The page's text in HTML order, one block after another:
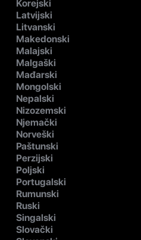
Korejski
Latvijski
Litvanski
Makedonski
Malajski
Malgaški
Mađarski
Mongolski
Nepalski
Nizozemski
Njemački
Norveški
Paštunski
Perzijski
Poljski
Portugalski
Rumunski
Ruski
Singalski
Slovački